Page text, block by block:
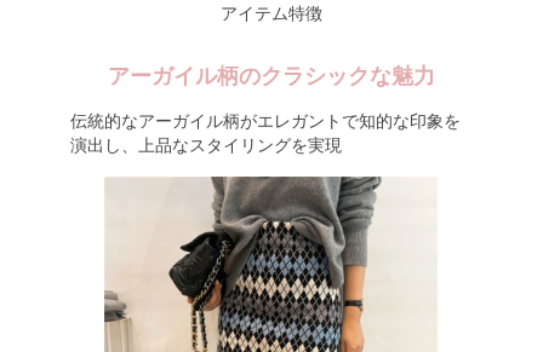
アイテム特徴
アーガイル柄のクラシックな魅力
伝統的なアーガイル柄がエレガントで知的な印象を
演出し、上品なスタイリングを実現